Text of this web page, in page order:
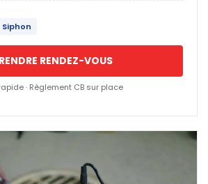
Siphon
RENDEZ-VOUS
· Règlement CB sur place